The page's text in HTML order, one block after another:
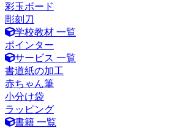
彩玉ボード
彫刻刀
学校教材 一覧
ポインター
サービス 一覧
書道紙の加工
赤ちゃん筆
小分け袋
ラッピング
書籍 一覧